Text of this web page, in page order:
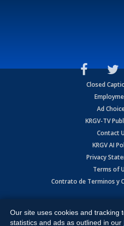
Closed
Ad
KRGV-TV
Contact
KRGV AI
Privacy
Terms of
Contrato de Terminos y
Expressway, Weslaco, TX 78596.
Our site uses cookies and tracking
statistics and ads as outlined in our